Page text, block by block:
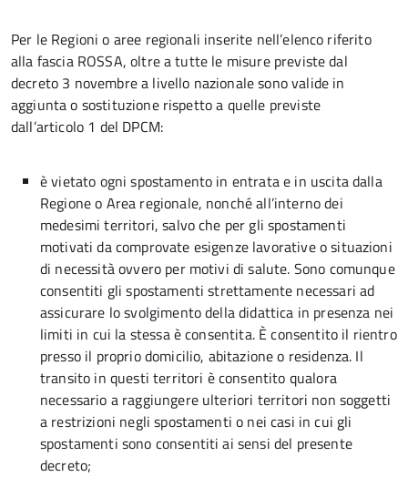
Per le Regioni o aree regionali inserite nell’elenco riferito
alla fascia ROSSA, oltre a tutte le misure previste dal
decreto 3 novembre a livello nazionale sono valide in
aggiunta o sostituzione rispetto a quelle previste
dall’articolo 1 del DPCM:
è vietato ogni spostamento in entrata e in uscita dalla
Regione o Area regionale, nonché all’interno dei
medesimi territori, salvo che per gli spostamenti
motivati da comprovate esigenze lavorative o situazioni
di necessità ovvero per motivi di salute. Sono comunque
consentiti gli spostamenti strettamente necessari ad
assicurare lo svolgimento della didattica in presenza nei
limiti in cui la stessa è consentita. È consentito il rientro
presso il proprio domicilio, abitazione o residenza. Il
transito in questi territori è consentito qualora
necessario a raggiungere ulteriori territori non soggetti
a restrizioni negli spostamenti o nei casi in cui gli
spostamenti sono consentiti ai sensi del presente
decreto;